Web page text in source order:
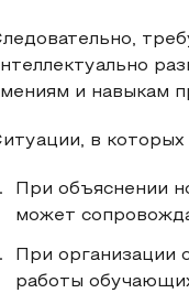
и навыкам
в
При объяснении
может
При организации
работы